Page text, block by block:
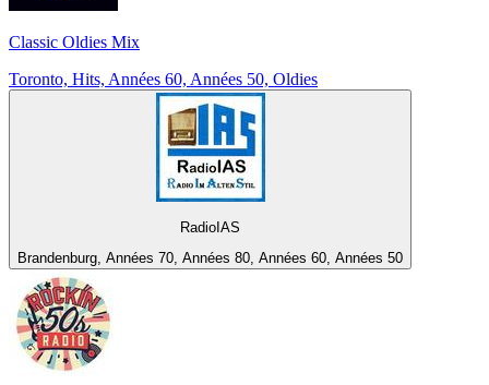
Classic Oldies Mix
Toronto, Hits, Années 60, Années 50, Oldies
RadioIAS
Brandenburg, Années 70, Années 80, Années 60, Années 50